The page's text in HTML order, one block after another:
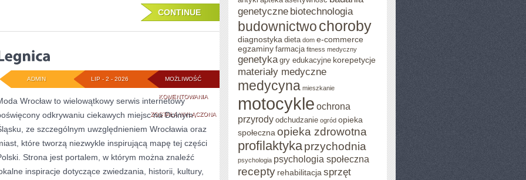
CONTINUE
MOŻLIWOŚĆ
KOMENTOWANIALEGNICA
ZOSTAŁA WYŁĄCZONA
LIP - 2 - 2026
ADMIN
Wrocław to wielowątkowy serwis internetowy
odkrywaniu ciekawych miejsc na Dolnym
ze szczególnym uwzględnieniem Wrocławia oraz
które tworzą niezwykle inspirującą mapę tej części
Strona jest portalem, w którym można znaleźć
inspiracje dotyczące zwiedzania, historii, kultury,
genetyczne biotechnologia
budownictwochoroby
diagnostyka dieta dom e-commerce
egzaminy farmacja fitness medyczny
genetyka gry edukacyjne korepetycje
materiały medyczne
medycyna mieszkanie
motocykle ochrona
przyrody odchudzanie ogród opieka
społeczna opieka zdrowotna
profilaktykaprzychodnia
psychologia psychologia społeczna
recepty rehabilitacja sprzęt